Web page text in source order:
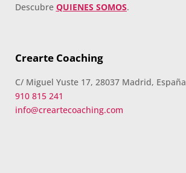
Descubre QUIENES SOMOS.
Crearte Coaching
C/ Miguel Yuste 17, 28037 Madrid, España
910 815 241
info@creartecoaching.com